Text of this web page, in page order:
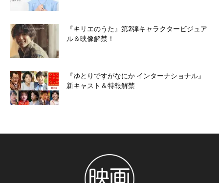
『キリエのうた』第2弾キャラクタービジュア
ル＆映像解禁！
『ゆとりですがなにか インターナショナル』
新キャスト＆特報解禁